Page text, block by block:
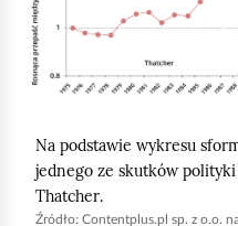
Na podstawie wykresu
jednego ze skutków
Thatcher.
Źródło: Contentplus.pl sp. z o.o.